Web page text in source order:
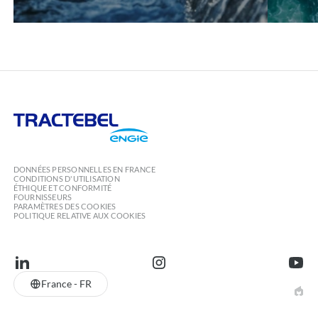
Engie
France - FR
linkedin
DONNÉES PERSONNELLES EN FRANCE
CONDITIONS D'UTILISATION
ÉTHIQUE ET CONFORMITÉ
FOURNISSEURS
PARAMÈTRES DES COOKIES
POLITIQUE RELATIVE AUX COOKIES
EPIC